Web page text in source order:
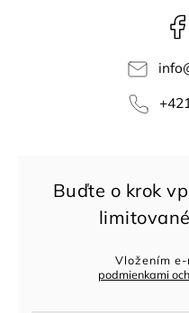
info
Vložením
podmienkami